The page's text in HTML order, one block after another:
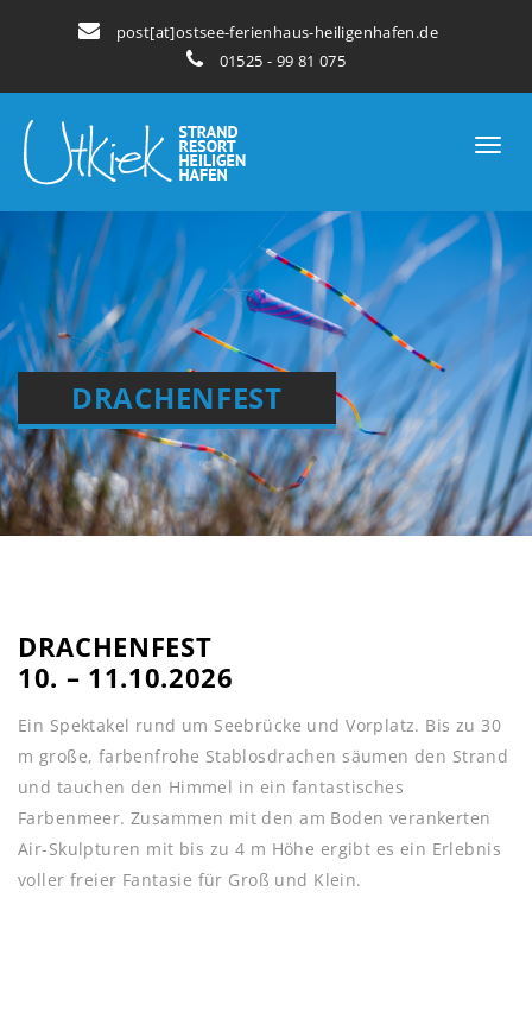
post[at]ostsee-ferienhaus-heiligenhafen.de
01525 - 99 81 075
DRACHENFEST
DRACHENFEST
10. – 11.10.2026
Ein Spektakel rund um Seebrücke und Vorplatz. Bis zu 30
m große, farbenfrohe Stablosdrachen säumen den Strand
und tauchen den Himmel in ein fantastisches
Farbenmeer. Zusammen mit den am Boden verankerten
Air-Skulpturen mit bis zu 4 m Höhe ergibt es ein Erlebnis
voller freier Fantasie für Groß und Klein.